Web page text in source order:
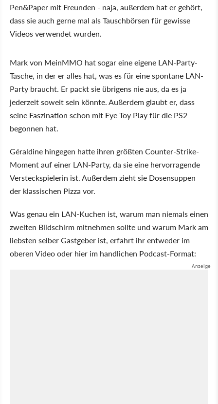
Pen&Paper mit Freunden - naja, außerdem hat er gehört,
dass sie auch gerne mal als Tauschbörsen für gewisse
Videos verwendet wurden.
Mark von MeinMMO hat sogar eine eigene LAN-Party-
Tasche, in der er alles hat, was es für eine spontane LAN-
Party braucht. Er packt sie übrigens nie aus, da es ja
jederzeit soweit sein könnte. Außerdem glaubt er, dass
seine Faszination schon mit Eye Toy Play für die PS2
begonnen hat.
Géraldine hingegen hatte ihren größten Counter-Strike-
Moment auf einer LAN-Party, da sie eine hervorragende
Versteckspielerin ist. Außerdem zieht sie Dosensuppen
der klassischen Pizza vor.
Was genau ein LAN-Kuchen ist, warum man niemals einen
zweiten Bildschirm mitnehmen sollte und warum Mark am
liebsten selber Gastgeber ist, erfahrt ihr entweder im
oberen Video oder hier im handlichen Podcast-Format: